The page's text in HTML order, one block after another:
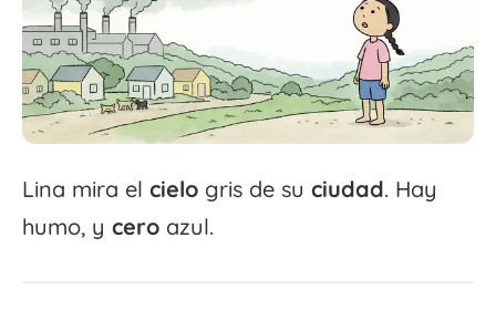
Lina mira el cielo gris de su ciudad. Hay
humo, y cero azul.